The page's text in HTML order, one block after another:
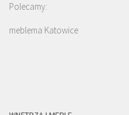
Polecamy:
meblema Katowice